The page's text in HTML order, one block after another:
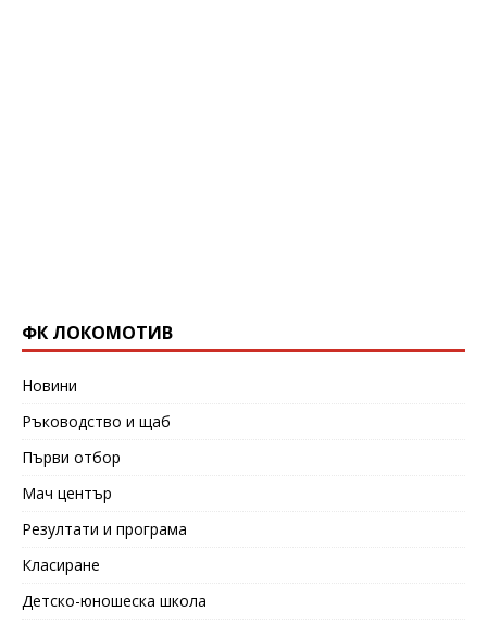
ФК ЛОКОМОТИВ
Новини
Ръководство и щаб
Първи отбор
Мач център
Резултати и програма
Класиране
Детско-юношеска школа